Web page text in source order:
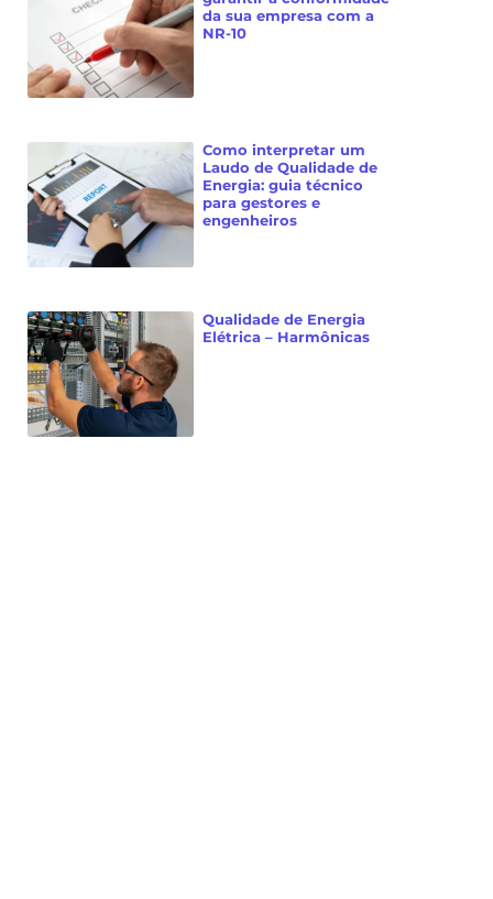
da sua empresa com a
NR-10
Como interpretar um
Laudo de Qualidade de
Energia: guia técnico
para gestores e
engenheiros
Qualidade de Energia
Elétrica – Harmônicas